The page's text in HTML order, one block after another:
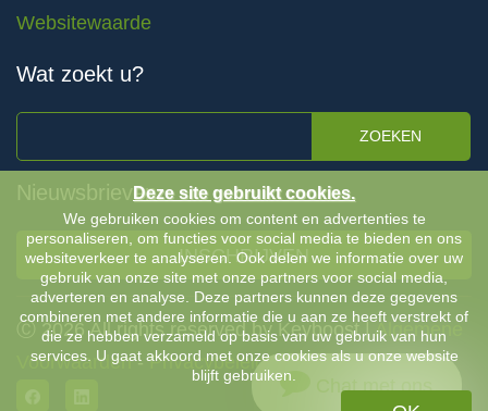
Websitewaarde
Wat zoekt u?
ZOEKEN
Nieuwsbrieven
INSCHRIJVEN
Ⓒ 2026 All rights reserved by Keyboost |Algemene
Voorwaarden-Privacybeleid
Chat met ons
Deze site gebruikt cookies.
We gebruiken cookies om content en advertenties te
personaliseren, om functies voor social media te bieden en ons
websiteverkeer te analyseren. Ook delen we informatie over uw
gebruik van onze site met onze partners voor social media,
adverteren en analyse. Deze partners kunnen deze gegevens
combineren met andere informatie die u aan ze heeft verstrekt of
die ze hebben verzameld op basis van uw gebruik van hun
services. U gaat akkoord met onze cookies als u onze website
blijft gebruiken.